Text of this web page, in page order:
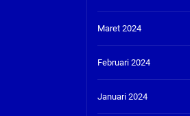
Maret 2024
Februari 2024
Januari 2024